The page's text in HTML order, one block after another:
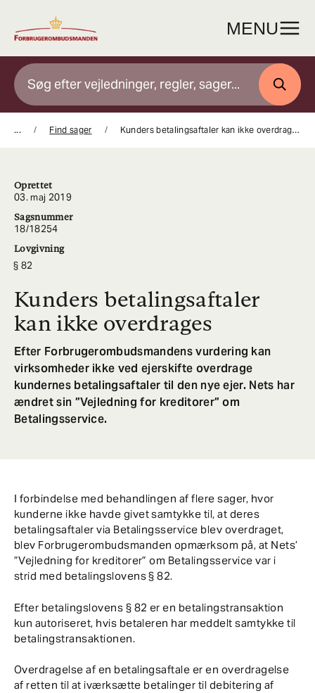
indhold
MENU
SØG
... Find sager Kunders betalingsaftaler kan ikke overdrages
Oprettet
03. maj 2019
Sagsnummer
18/18254
Lovgivning
82
Kunders betalingsaftaler
kan ikke overdrages
Efter Forbrugerombudsmandens vurdering kan
virksomheder ikke ved ejerskifte overdrage
kundernes betalingsaftaler til den nye ejer. Nets har
ændret sin ”Vejledning for kreditorer” om
Betalingsservice.
I forbindelse med behandlingen af flere sager, hvor
kunderne ikke havde givet samtykke til, at deres
betalingsaftaler via Betalingsservice blev overdraget,
blev Forbrugerombudsmanden opmærksom på, at Nets’
”Vejledning for kreditorer” om Betalingsservice var i
strid med betalingslovens § 82.
Efter betalingslovens § 82 er en betalingstransaktion
kun autoriseret, hvis betaleren har meddelt samtykke til
betalingstransaktionen.
Overdragelse af en betalingsaftale er en overdragelse
af retten til at iværksætte betalinger til debitering af